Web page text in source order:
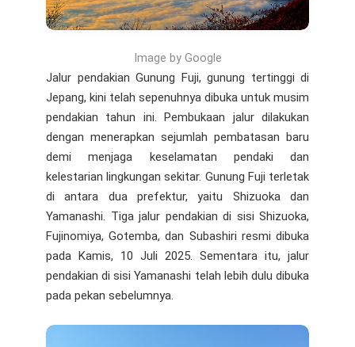
Image by Google
Jalur pendakian Gunung Fuji, gunung tertinggi di
Jepang, kini telah sepenuhnya dibuka untuk musim
pendakian tahun ini. Pembukaan jalur dilakukan
dengan menerapkan sejumlah pembatasan baru
demi menjaga keselamatan pendaki dan
kelestarian lingkungan sekitar. Gunung Fuji terletak
di antara dua prefektur, yaitu Shizuoka dan
Yamanashi. Tiga jalur pendakian di sisi Shizuoka,
Fujinomiya, Gotemba, dan Subashiri resmi dibuka
pada Kamis, 10 Juli 2025. Sementara itu, jalur
pendakian di sisi Yamanashi telah lebih dulu dibuka
pada pekan sebelumnya.